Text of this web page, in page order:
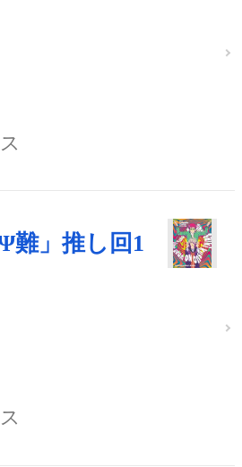
難」推し回1